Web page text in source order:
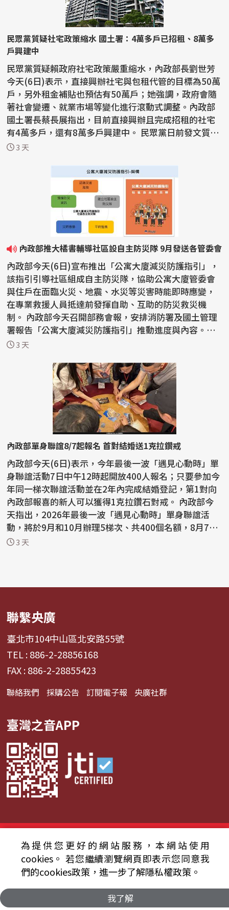
民眾黨質疑社宅政策縮水 國土署：4萬多戶已招租、8萬多
戶興建中
民眾黨質疑賴政府社宅政策嚴重縮水，內政部長劉世芳
今天(6日)表示，直接興辦社宅與包租代管的目標為50萬
戶，另外租金補貼也預估有50萬戶；她強調，政府會隨
著社會變遷、就業市場等變化進行滾動式調整。內政部
國土署長蔡長展指出，目前直接興辦且完成招租的社宅
有4萬多戶，還有8萬多戶興建中。 民眾黨日前發文質疑
賴政...
3 天
內政部推大橘書輔導社區設自主防災隊 9月發送各管委會
內政部今天(6日)宣布推出「公寓大廈減災防護指引」，
該指引引導社區組成自主防災隊，協助公寓大廈管委會
與住戶在面臨火災、地震、水災等災害時能即時應變，
在專業救援人員抵達前發揮自助、互助的防災救災機
制。 內政部今天召開部務會報，安排消防署及國土管理
署報告「公寓大廈減災防護指引」推動進度與內容。內
政部長...
3 天
內政部單身聯誼8/7起報名 首對結婚送1克拉鑽戒
內政部今天(6日)表示，今年最後一波「遇見心動時」單
身聯誼活動7日中午12時起開放400人報名；只要參加今
年同一梯次聯誼活動並在2年內完成結婚登記，第1對向
內政部報喜的新人可以獲得1克拉鑽石對戒。 內政部今
天指出，2026年最後一波「遇見心動時」單身聯誼活
動，將於9月和10月辦理5梯次、共400個名額，8月7日
中午12...
3 天
聯繫央廣
臺北市104中山區北安路55號
TEL : 886-2-28856168
FAX : 886-2-28855423
聯絡我們 採購公告 訂閱電子報 央廣社群
臺灣之音APP
© 2024財團法人中央廣播電臺 版權所有
資通安全政策聲明
服務條款 隱私權條款
為提供您更好的網站服務，本網站使用
cookies。 若您繼續瀏覽網頁即表示您同意我
們的cookies政策，進一步了解隱私權政策。
我了解